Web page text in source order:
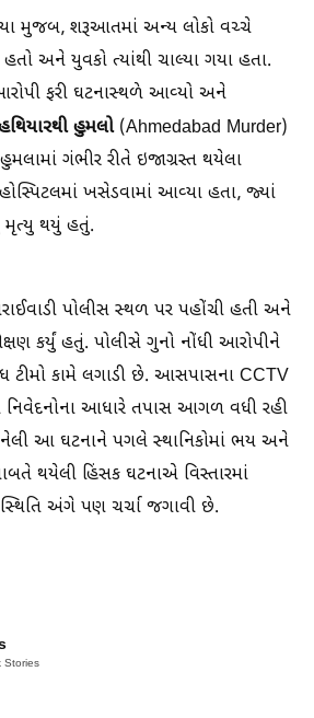
મુજબ, શરૂઆતમાં અન્ય લોકો વચ્ચે
અને યુવકો ત્યાંથી ચાલ્યા ગયા હતા.
ફરી ઘટનાસ્થળે આવ્યો અને
હુમલો(Ahmedabad Murder)
ગંભીર રીતે ઇજાગ્રસ્ત થયેલા
ખસેડવામાં આવ્યા હતા, જ્યાં
મૃત્યુ થયું હતું.
પોલીસ સ્થળ પર પહોંચી હતી અને
કર્યું હતું. પોલીસે ગુનો નોંધી આરોપીને
ટીમો કામે લગાડી છે. આસપાસના CCTV
આધારે તપાસ આગળ વધી રહી
આ ઘટનાને પગલે સ્થાનિકોમાં ભય અને
થયેલી હિંસક ઘટનાએ વિસ્તારમાં
અંગે પણ ચર્ચા જગાવી છે.
Stories